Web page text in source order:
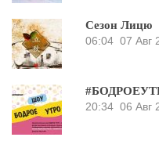
Сезон Лицю
06:04 07 Авг
20:34 06 Авг